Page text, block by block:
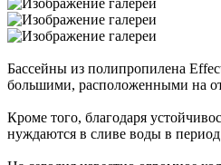
Бассейны из полипропилена
большими, расположенными на
Кроме того, благодаря
нуждаются в сливе воды в период